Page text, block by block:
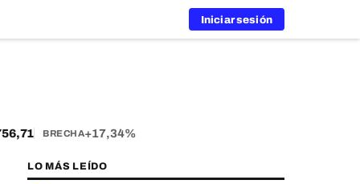
Iniciar sesión
BRECHA+17,34%
LO MÁS LEÍDO